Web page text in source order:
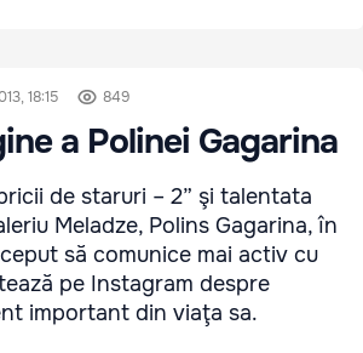
18:15 849
a Polinei Gagarina
de staruri – 2” şi talentata
Meladze, Polins Gagarina, în
să comunice mai activ cu
pe Instagram despre
important din viaţa sa.